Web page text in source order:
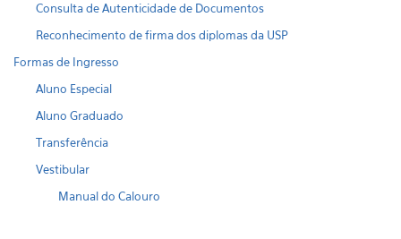
Consulta de Autenticidade de Documentos
Reconhecimento de firma dos diplomas da USP
Formas de Ingresso
Aluno Especial
Aluno Graduado
Transferência
Vestibular
Manual do Calouro